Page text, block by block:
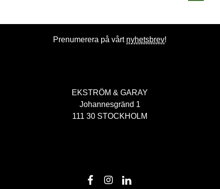
Prenumerera på vårt nyhetsbrev!
EKSTRÖM & GARAY
Johannesgränd 1
111 30 STOCKHOLM